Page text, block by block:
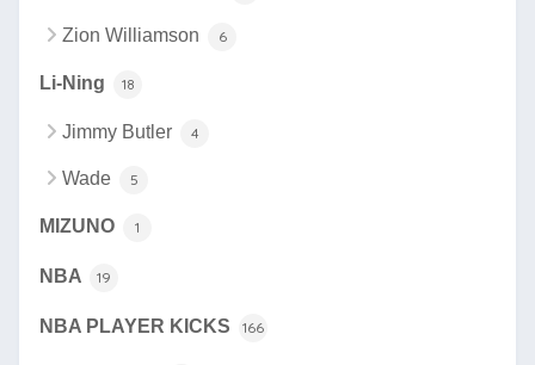
Zion Williamson 6
Li-Ning 18
Jimmy Butler 4
Wade 5
MIZUNO 1
NBA 19
NBA PLAYER KICKS 166